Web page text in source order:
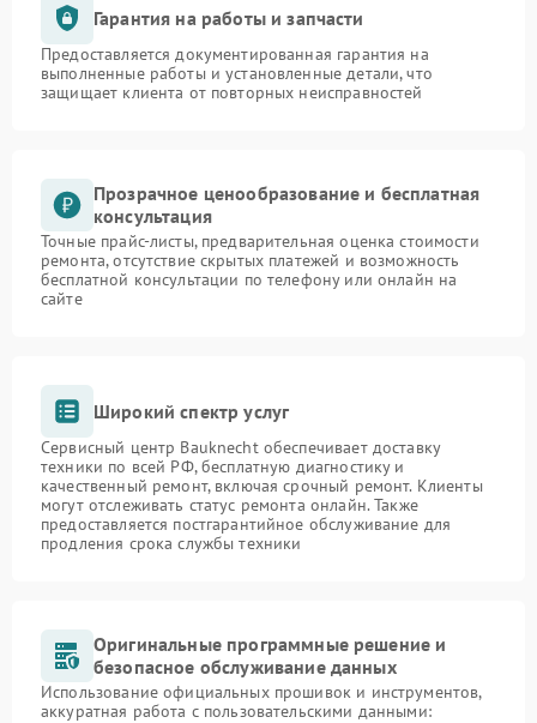
Гарантия на работы и запчасти
Предоставляется документированная гарантия на
выполненные работы и установленные детали, что
защищает клиента от повторных неисправностей
Прозрачное ценообразование и бесплатная
консультация
Точные прайс-листы, предварительная оценка стоимости
ремонта, отсутствие скрытых платежей и возможность
бесплатной консультации по телефону или онлайн на
сайте
Широкий спектр услуг
Сервисный центр Bauknecht обеспечивает доставку
техники по всей РФ, бесплатную диагностику и
качественный ремонт, включая срочный ремонт. Клиенты
могут отслеживать статус ремонта онлайн. Также
предоставляется постгарантийное обслуживание для
продления срока службы техники
Оригинальные программные решение и
безопасное обслуживание данных
Использование официальных прошивок и инструментов,
аккуратная работа с пользовательскими данными: